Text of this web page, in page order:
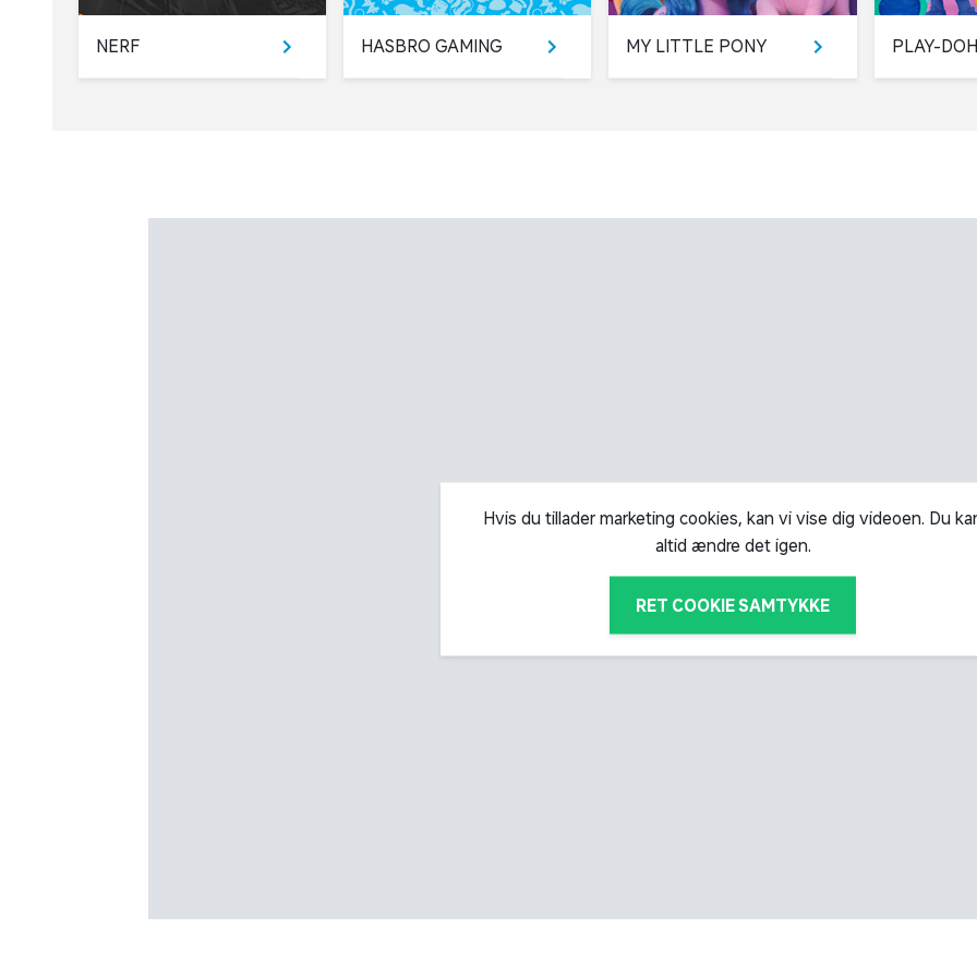
NERF HASBRO GAMING MY LITTLE PONY PLAY-DOH
Hvis du tillader marketing cookies, kan vi vise dig videoen. Du
altid ændre det igen.
RET COOKIE SAMTYKKE